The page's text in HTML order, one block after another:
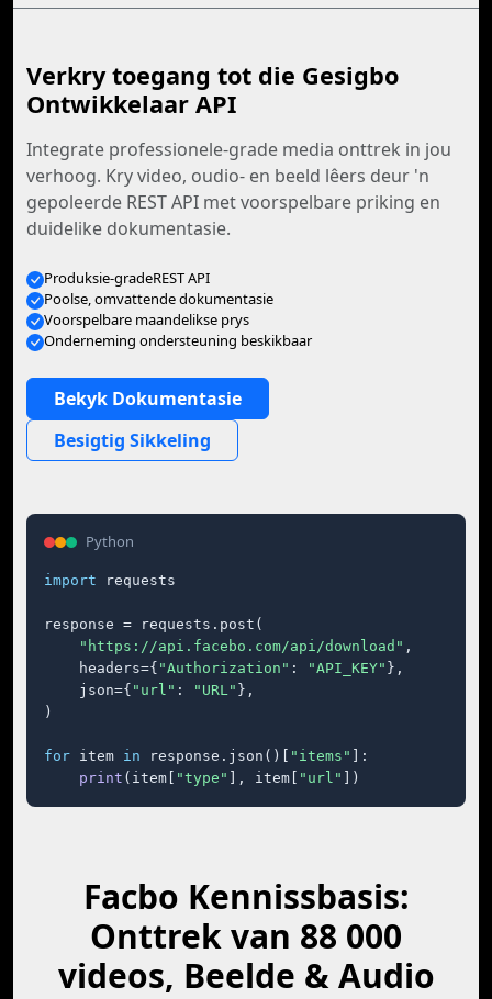
Verkry toegang tot die Gesigbo
Ontwikkelaar API
Integrate professionele-grade media onttrek in jou
verhoog. Kry video, oudio- en beeld lêers deur 'n
gepoleerde REST API met voorspelbare priking en
duidelike dokumentasie.
Produksie-gradeREST API
Poolse, omvattende dokumentasie
Voorspelbare maandelikse prys
Onderneming ondersteuning beskikbaar
Bekyk Dokumentasie
Besigtig Sikkeling
Python
import requests
response = requests.post(
"https://api.facebo.com/api/download" ,
    headers={
"Authorization" : "API_KEY" },
    json={
"url" : "URL" },
)
for item in response.json()[ "items"
]:
print (item[ "type" ], item[ "url" ])
Facbo Kennissbasis:
Onttrek van 88 000
videos, Beelde & Audio